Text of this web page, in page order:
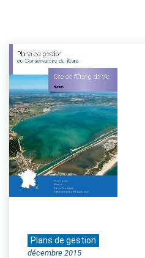
Plans de gestion
décembre 2015